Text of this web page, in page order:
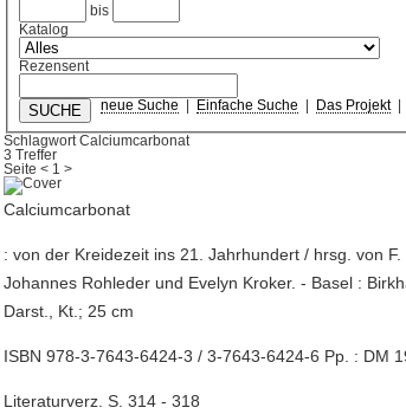
bis
Katalog
Rezensent
neue Suche Einfache Suche Das Projekt|
Schlagwort Calciumcarbonat
3 Treffer
Seite< 1 >
Calciumcarbonat
: von der Kreidezeit ins 21. Jahrhundert / hrsg. von
Johannes Rohleder und Evelyn Kroker. - Basel :
Darst., Kt.; 25 cm
ISBN 978-3-7643-6424-3 / 3-7643-6424-6 Pp. : DM
Literaturverz. S. 314 - 318